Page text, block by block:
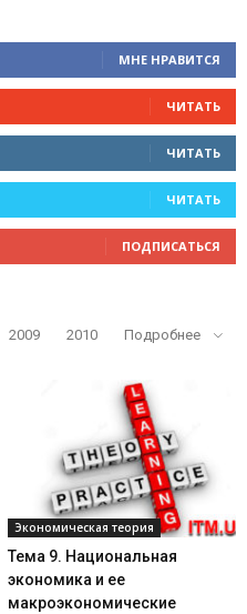
МНЕ НРАВИТСЯ
ЧИТАТЬ
ЧИТАТЬ
ЧИТАТЬ
ПОДПИСАТЬСЯ
2009 2010 Подробнее
Экономическая теория
Тема 9. Национальная
экономика и ее
макроэкономические